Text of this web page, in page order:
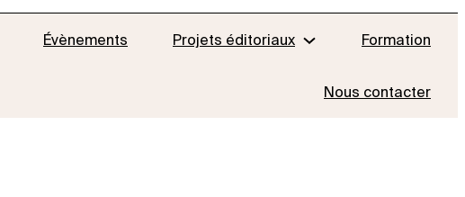
Évènements Projets éditoriaux Formation
Nous contacter